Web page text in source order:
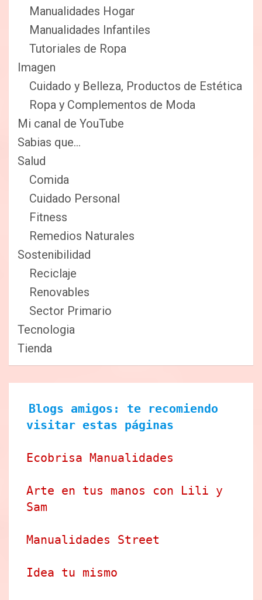
Manualidades Hogar
Manualidades Infantiles
Tutoriales de Ropa
Imagen
Cuidado y Belleza, Productos de Estética
Ropa y Complementos de Moda
Mi canal de YouTube
Sabias que…
Salud
Comida
Cuidado Personal
Fitness
Remedios Naturales
Sostenibilidad
Reciclaje
Renovables
Sector Primario
Tecnologia
Tienda
Blogs amigos: te recomiendo
visitar estas páginas
Ecobrisa Manualidades
Arte en tus manos con Lili y
Sam
Manualidades Street
Idea tu mismo